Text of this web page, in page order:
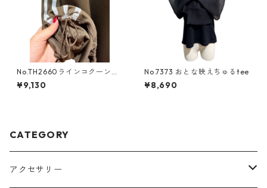
No.TH2660ラインコクーンス
カート
¥9,130
No.7373 おとな映えちゅるtee
¥8,690
CATEGORY
アクセサリー